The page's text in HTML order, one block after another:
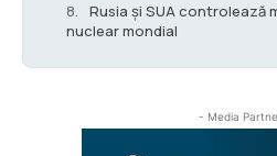
Rusia și SUA controlează
nuclear mondial
- Media